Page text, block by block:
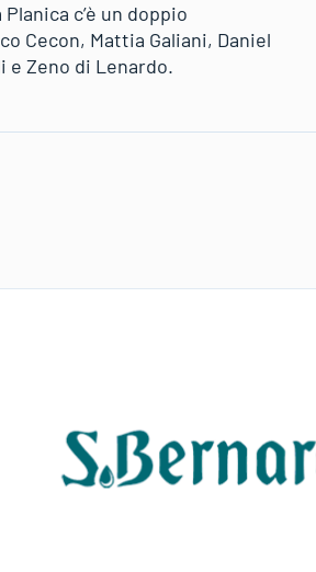
c’è un doppio
Cecon, Mattia Galiani, Daniel
e Zeno di Lenardo.